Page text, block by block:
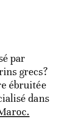
par
grecs?
ébruitée
dans